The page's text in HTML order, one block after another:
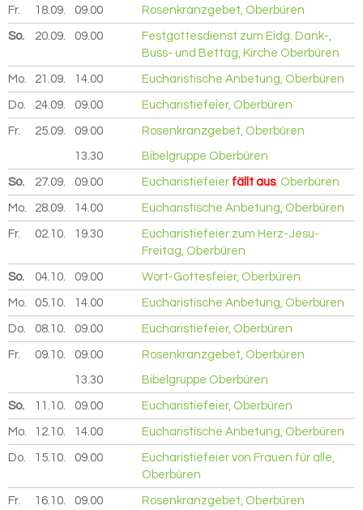
Fr. 18.09. 2026
09.00 Rosenkranzgebet, Oberbüren
So. 20.09. 2026
09.00
Festgottesdienst zum Eidg. Dank-,
Buss- und Bettag, Kirche Oberbüren
Mo. 21.09. 2026
14.00 Eucharistische Anbetung, Oberbüren
Do. 24.09. 2026
09.00 Eucharistiefeier, Oberbüren
Fr. 25.09. 2026
09.00 Rosenkranzgebet, Oberbüren
13.30 Bibelgruppe Oberbüren
So. 27.09. 2026
09.00 Eucharistiefeier fällt aus, Oberbüren
Mo. 28.09. 2026
14.00 Eucharistische Anbetung, Oberbüren
Fr. 02.10. 2026
19.30
Eucharistiefeier zum Herz-Jesu-
Freitag, Oberbüren
So. 04.10. 2026
09.00 Wort-Gottesfeier, Oberbüren
Mo. 05.10. 2026
14.00 Eucharistische Anbetung, Oberbüren
Do. 08.10. 2026
09.00 Eucharistiefeier, Oberbüren
Fr. 09.10. 2026
09.00 Rosenkranzgebet, Oberbüren
13.30 Bibelgruppe Oberbüren
So. 11.10. 2026
09.00 Eucharistiefeier, Oberbüren
Mo. 12.10. 2026
14.00 Eucharistische Anbetung, Oberbüren
Do. 15.10. 2026
09.00
Eucharistiefeier von Frauen für alle,
Oberbüren
Fr. 16.10. 2026
09.00 Rosenkranzgebet, Oberbüren